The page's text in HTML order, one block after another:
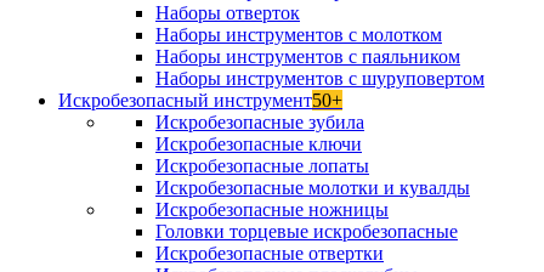
Наборы отверток
Наборы инструментов с молотком
Наборы инструментов с паяльником
Наборы инструментов с шуруповертом
Искробезопасный инструмент50+
Искробезопасные зубила
Искробезопасные ключи
Искробезопасные лопаты
Искробезопасные молотки и кувалды
Искробезопасные ножницы
Головки торцевые искробезопасные
Искробезопасные отвертки